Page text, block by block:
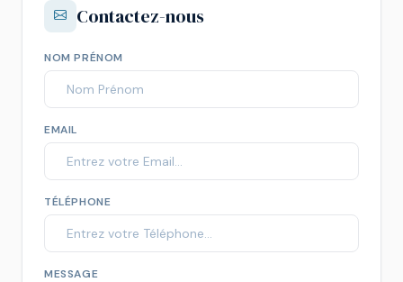
Contactez-nous
NOM PRÉNOM
EMAIL
TÉLÉPHONE
MESSAGE